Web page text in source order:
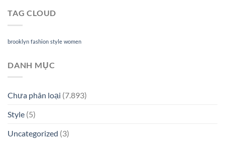
TAG CLOUD
brooklyn fashion style women
DANH MỤC
Chưa phân loại (7.893)
Style (5)
Uncategorized (3)